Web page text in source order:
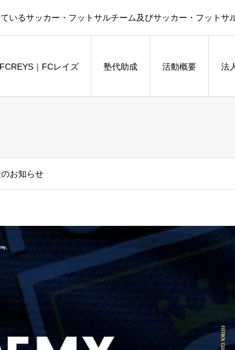
るサッカー・フットサルチーム及びサッカー・フットサ
FCREYS｜FCレイズ 塾代助成 活動概要 法
お知らせ